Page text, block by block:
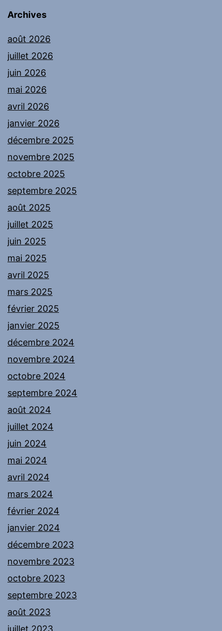
Archives
août 2026
juillet 2026
juin 2026
mai 2026
avril 2026
janvier 2026
décembre 2025
novembre 2025
octobre 2025
septembre 2025
août 2025
juillet 2025
juin 2025
mai 2025
avril 2025
mars 2025
février 2025
janvier 2025
décembre 2024
novembre 2024
octobre 2024
septembre 2024
août 2024
juillet 2024
juin 2024
mai 2024
avril 2024
mars 2024
février 2024
janvier 2024
décembre 2023
novembre 2023
octobre 2023
septembre 2023
août 2023
juillet 2023